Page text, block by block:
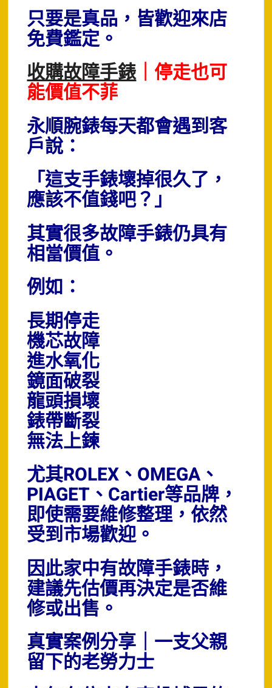
只要是真品，皆歡迎來店
免費鑑定。
收購故障手錶｜停走也可
能價值不菲
永順腕錶每天都會遇到客
戶說：
「這支手錶壞掉很久了，
應該不值錢吧？」
其實很多故障手錶仍具有
相當價值。
例如：
長期停走
機芯故障
進水氧化
鏡面破裂
龍頭損壞
錶帶斷裂
無法上鍊
尤其ROLEX、OMEGA、
PIAGET、Cartier等品牌，
即使需要維修整理，依然
受到市場歡迎。
因此家中有故障手錶時，
建議先估價再決定是否維
修或出售。
真實案例分享｜一支父親
留下的老勞力士